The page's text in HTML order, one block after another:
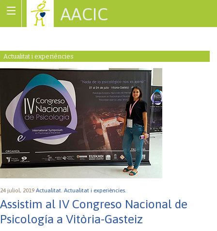
AACIC
Actualitat i experiències
24 juliol, 2019 Actualitat. Actualitat i experiències.
Assistim al IV Congreso Nacional de
Psicología a Vitòria-Gasteiz